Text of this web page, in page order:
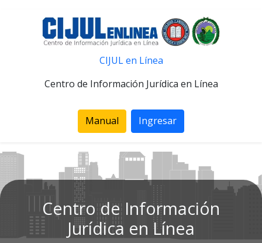
CIJUL en Línea
Centro de Información Jurídica en Línea
Manual Ingresar
Centro de Información
Jurídica en Línea